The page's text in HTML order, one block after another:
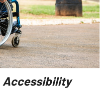
Accessibility